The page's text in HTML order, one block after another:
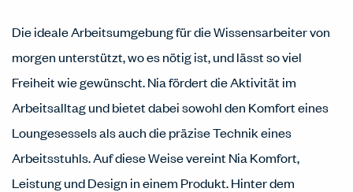
Die ideale Arbeitsumgebung für die Wissensarbeiter von
morgen unterstützt, wo es nötig ist, und lässt so viel
Freiheit wie gewünscht. Nia fördert die Aktivität im
Arbeitsalltag und bietet dabei sowohl den Komfort eines
Loungesessels als auch die präzise Technik eines
Arbeitsstuhls. Auf diese Weise vereint Nia Komfort,
Leistung und Design in einem Produkt. Hinter dem